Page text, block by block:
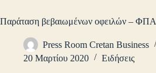
Παράταση βεβαιωμένων οφειλών – ΦΠΑ
Press Room Cretan Business
20 Μαρτίου 2020
Ειδήσεις